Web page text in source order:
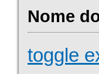
Nome
toggle